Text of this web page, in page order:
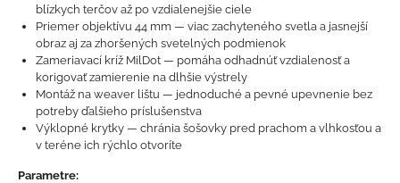
blízkych terčov až po vzdialenejšie ciele
Priemer objektívu 44 mm — viac zachyteného svetla a jasnejší
obraz aj za zhoršených svetelných podmienok
Zameriavací kríž MilDot — pomáha odhadnúť vzdialenosť a
korigovať zamierenie na dlhšie výstrely
Montáž na weaver lištu — jednoduché a pevné upevnenie bez
potreby ďalšieho príslušenstva
Výklopné krytky — chránia šošovky pred prachom a vlhkosťou a
v teréne ich rýchlo otvoríte
Parametre: